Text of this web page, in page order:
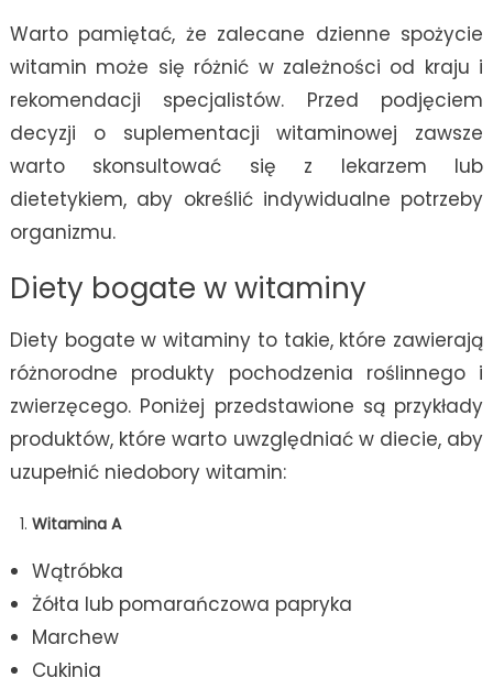
Warto pamiętać, że zalecane dzienne spożycie
witamin może się różnić w zależności od kraju i
rekomendacji specjalistów. Przed podjęciem
decyzji o suplementacji witaminowej zawsze
warto skonsultować się z lekarzem lub
dietetykiem, aby określić indywidualne potrzeby
organizmu.
Diety bogate w witaminy
Diety bogate w witaminy to takie, które zawierają
różnorodne produkty pochodzenia roślinnego i
zwierzęcego. Poniżej przedstawione są przykłady
produktów, które warto uwzględniać w diecie, aby
uzupełnić niedobory witamin:
Witamina A
Wątróbka
Żółta lub pomarańczowa papryka
Marchew
Cukinia